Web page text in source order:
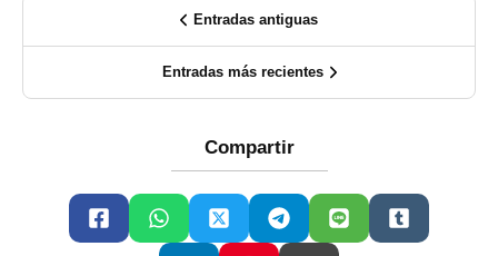
Entradas antiguas
Entradas más recientes
Compartir